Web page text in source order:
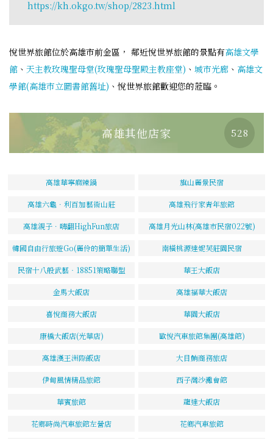
https://kh.okgo.tw/shop/2823.html
悅世界旅館位於高雄市前金區， 鄰近悅世界旅館的景點有高雄文學
館 、 天主教玫瑰聖母堂(玫瑰聖母聖殿主教座堂) 、 城市光廊 、 高雄文
學館(高雄市立圖書館舊址) 、悅世界旅館歡迎您的蒞臨。
高雄其他店家 528
高雄華寧麻辣鍋 旗山麗景民宿
高雄六龜．利百加藝術山莊 高雄飛行家青年旅館
高雄親子．嗨翻HighFun旅店 高雄月光山林(高雄市民宿022號)
韓國自由行旅遊Go(麗伶的簡單生活) 南橫桃源達妮芙莊園民宿
民宿十八般武藝‧18851策略聯盟 華王大飯店
金馬大飯店 高雄福華大飯店
喜悅商務大飯店 華園大飯店
康橋大飯店(光華店) 歐悅汽車旅館集團(高雄館)
高雄漢王洲際飯店 大目鮪商務旅店
伊甸風情精品旅館 西子灣沙灘會館
華賓旅館 龍達大飯店
花鄉時尚汽車旅館左營店 花鄉汽車旅館